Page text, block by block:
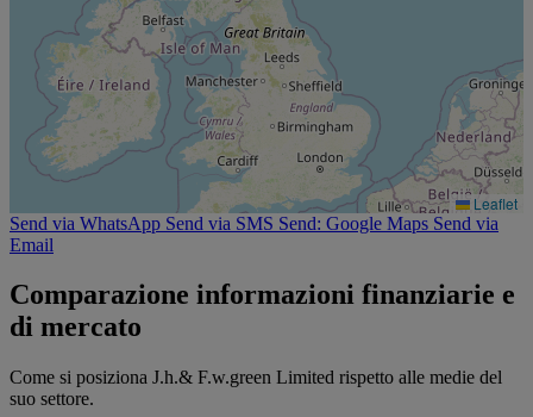
Leaflet
Send via WhatsApp Send via SMS Send: Google Maps Send via
Email
Comparazione informazioni finanziarie e
di mercato
Come si posiziona J.h.& F.w.green Limited rispetto alle medie del
suo settore.